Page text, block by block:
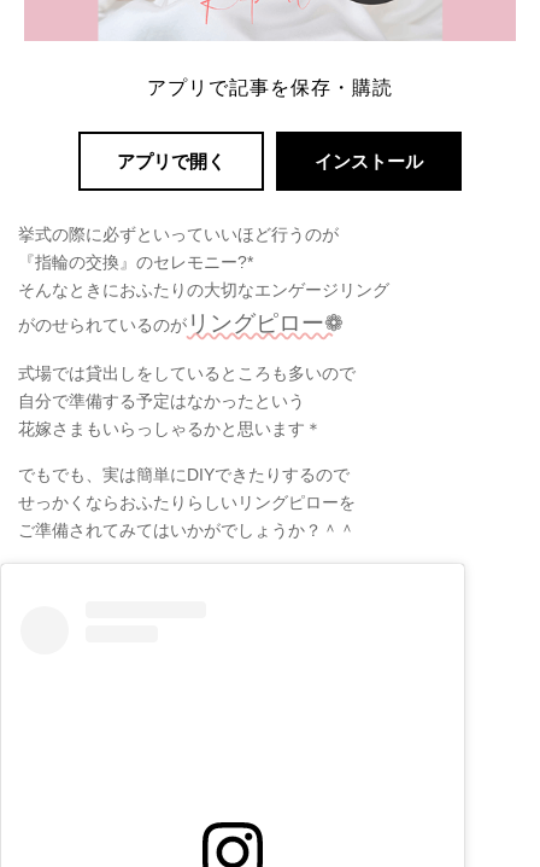
アプリで記事を保存・購読
アプリで開く インストール
挙式の際に必ずといっていいほど行うのが
『指輪の交換』のセレモニー?*
そんなときにおふたりの大切なエンゲージリング
がのせられているのが リングピロー❁
式場では貸出しをしているところも多いので
自分で準備する予定はなかったという
花嫁さまもいらっしゃるかと思います＊
でもでも、実は簡単にDIYできたりするので
せっかくならおふたりらしいリングピローを
ご準備されてみてはいかがでしょうか？＾＾